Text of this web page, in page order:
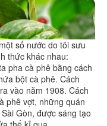
số nước do tôi sưu
thức khác nhau:
pha cà phê bằng cách
bột cà phê. Cách
vào năm 1908. Cách
phê vợt, những quán
Gòn, được sáng tạo